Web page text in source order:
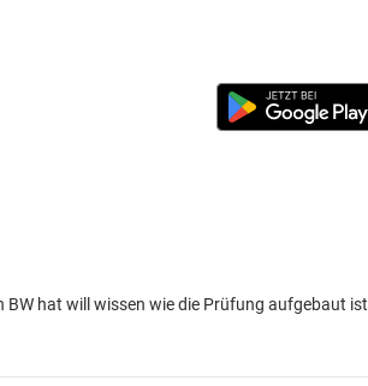
hat will wissen wie die Prüfung aufgebaut ist